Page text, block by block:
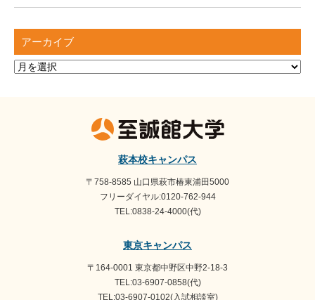
アーカイブ
ア
萩本校キャンパス
〒758-8585 山口県萩市椿東浦田5000
フリーダイヤル:0120-762-944
TEL:0838-24-4000(代)
東京キャンパス
〒164-0001 東京都中野区中野2-18-3
TEL:03-6907-0858(代)
TEL:03-6907-0102(入試相談室)